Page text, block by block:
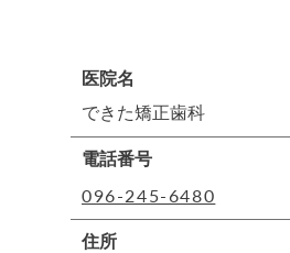
医院名
できた矯正歯科
電話番号
096-245-6480
住所